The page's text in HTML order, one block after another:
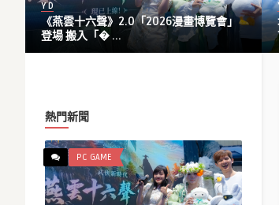
at Apple活動
女
小
圓
謝
祭
第
2
Y D
《魔法少女小圓Magia Exedra》
謝祭第2彈，每� ...
熱門新聞
PC GAME